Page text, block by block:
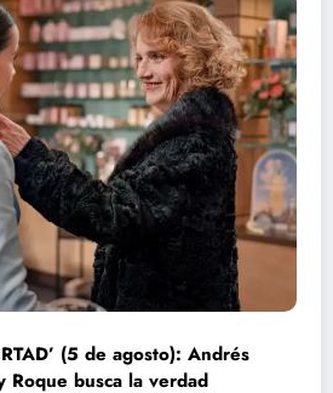
(5 de agosto): Andrés
Roque busca la verdad